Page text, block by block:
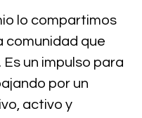
lo compartimos
comunidad que
Es un impulso para
por un
activo y